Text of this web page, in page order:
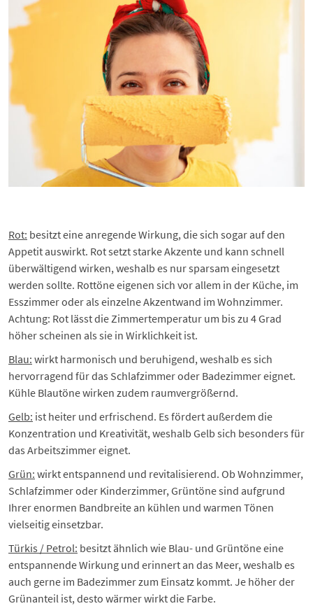
Rot: besitzt eine anregende Wirkung, die sich sogar auf den
Appetit auswirkt. Rot setzt starke Akzente und kann schnell
überwältigend wirken, weshalb es nur sparsam eingesetzt
werden sollte. Rottöne eigenen sich vor allem in der Küche, im
Esszimmer oder als einzelneAkzentwand im Wohnzimmer.
Achtung: Rot lässt die Zimmertemperatur um bis zu 4 Grad
höher scheinen als sie in Wirklichkeit ist.
Blau: wirkt harmonisch und beruhigend, weshalb es sich
hervorragend für das Schlafzimmer oder Badezimmer eignet.
Kühle Blautöne wirken zudem raumvergrößernd.
Gelb: ist heiter und erfrischend. Es fördert außerdem die
Konzentration und Kreativität, weshalb Gelb sich besonders für
das Arbeitszimmer eignet.
Grün: wirkt entspannend und revitalisierend. Ob Wohnzimmer,
Schlafzimmer oder Kinderzimmer, Grüntöne sind aufgrund
Ihrer enormen Bandbreite an kühlen und warmen Tönen
vielseitig einsetzbar.
Türkis / Petrol: besitzt ähnlich wie Blau- und Grüntöne eine
entspannende Wirkung und erinnert an das Meer, weshalb es
auch gerne im Badezimmer zum Einsatz kommt. Je höher der
Grünanteil ist, desto wärmer wirkt die Farbe.